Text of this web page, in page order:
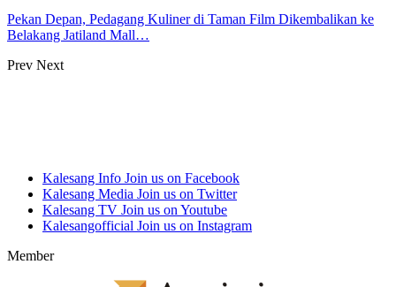
Pekan Depan, Pedagang Kuliner di Taman Film Dikembalikan ke
Belakang Jatiland Mall…
Prev Next
Kalesang Info Join us on Facebook
Kalesang Media Join us on Twitter
Kalesang TV Join us on Youtube
Kalesangofficial Join us on Instagram
Member